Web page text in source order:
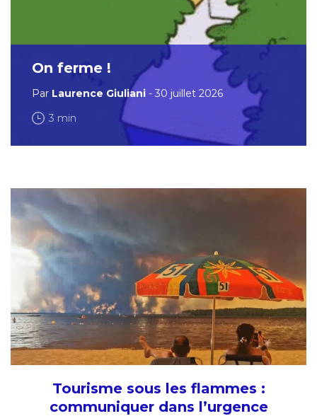
On ferme !
Par Laurence Giuliani - 30 juillet 2026
3 min
Tourisme sous les flammes :
communiquer dans l’urgence